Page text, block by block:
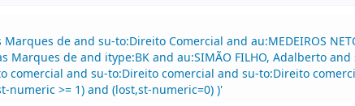
de and su-to:Direito Comercial and au:MEDEIROS
Marques de and itype:BK and au:SIMÃO FILHO, Adalberto
and su-to:Direito comercial and su-to:Direito
numeric >= 1) and (lost,st-numeric=0) )'